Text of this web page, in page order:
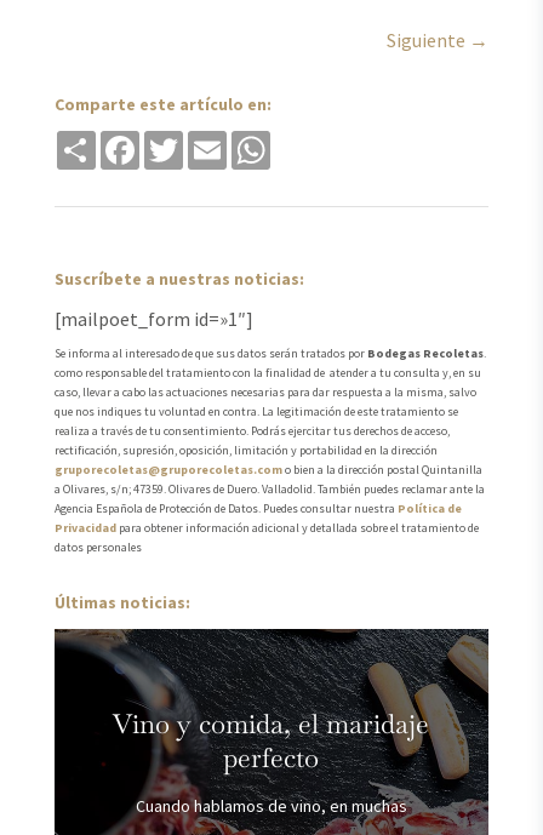
Siguiente →
Comparte este artículo en:
ShareFacebook
Twitter
EmailWhatsApp
Suscríbete a nuestras noticias:
[mailpoet_form id=»1″]
Se informa al interesado de que sus datos serán tratados por Bodegas Recoletas.
como responsable del tratamiento con la finalidad de atender a tu consulta y, en su
caso, llevar a cabo las actuaciones necesarias para dar respuesta a la misma, salvo
que nos indiques tu voluntad en contra. La legitimación de este tratamiento se
realiza a través de tu consentimiento. Podrás ejercitar tus derechos de acceso,
rectificación, supresión, oposición, limitación y portabilidad en la dirección
gruporecoletas@gruporecoletas.como bien a la dirección postal Quintanilla
a Olivares, s/n; 47359. Olivares de Duero. Valladolid. También puedes reclamar ante la
Agencia Española de Protección de Datos. Puedes consultar nuestra Política de
Privacidadpara obtener información adicional y detallada sobre el tratamiento de
datos personales
Últimas noticias:
Vino y comida, el maridaje
perfecto
Cuando hablamos de vino, en muchas